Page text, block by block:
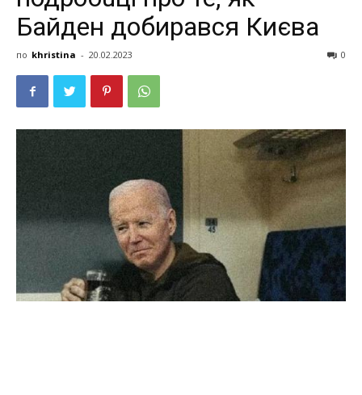
Байден добирався Києва
по khristina - 20.02.2023 0